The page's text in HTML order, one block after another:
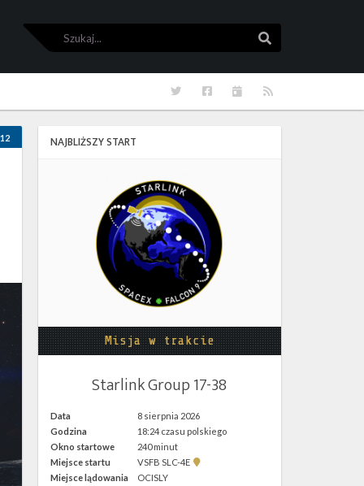
Szukaj
RSS
Kalendarze
Facebook
Twitter
12 NAJBLIŻSZY START
Misja w trakcie
Starlink Group 17-38
Data
8 sierpnia 2026
Godzina
18:24 czasu polskiego
Okno startowe
240 minut
Miejsce startu
VSFB SLC-4E
Pokaż
Miejsce lądowania
OCISLY